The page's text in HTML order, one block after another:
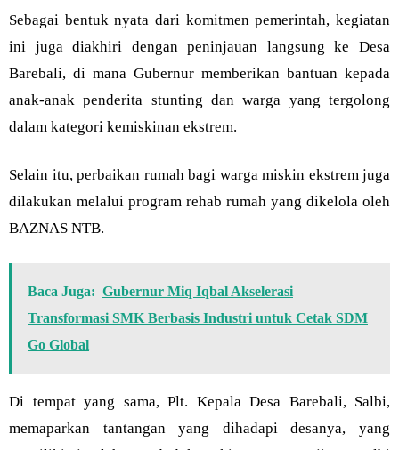
Sebagai bentuk nyata dari komitmen pemerintah, kegiatan
ini juga diakhiri dengan peninjauan langsung ke Desa
Barebali, di mana Gubernur memberikan bantuan kepada
anak-anak penderita stunting dan warga yang tergolong
dalam kategori kemiskinan ekstrem.
Selain itu, perbaikan rumah bagi warga miskin ekstrem juga
dilakukan melalui program rehab rumah yang dikelola oleh
BAZNAS NTB.
Baca Juga: Gubernur Miq Iqbal Akselerasi
Transformasi SMK Berbasis Industri untuk Cetak SDM
Go Global
Di tempat yang sama, Plt. Kepala Desa Barebali, Salbi,
memaparkan tantangan yang dihadapi desanya, yang